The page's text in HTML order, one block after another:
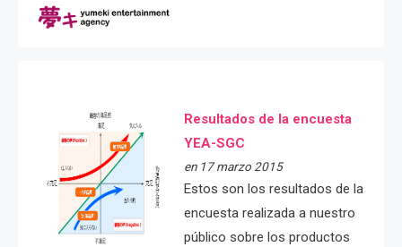
Resultados de la encuesta
YEA-SGC
en 17 marzo 2015
Estos son los resultados de la
encuesta realizada a nuestro
público sobre los productos